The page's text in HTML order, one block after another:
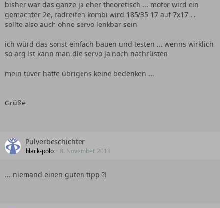
bisher war das ganze ja eher theoretisch ... motor wird ein
gemachter 2e, radreifen kombi wird 185/35 17 auf 7x17 ...
sollte also auch ohne servo lenkbar sein
ich würd das sonst einfach bauen und testen ... wenns wirklich
so arg ist kann man die servo ja noch nachrüsten
mein tüver hatte übrigens keine bedenken ...
Grüße
Pulverbeschichter
black-polo 8. November 2013
... niemand einen guten tipp ?!